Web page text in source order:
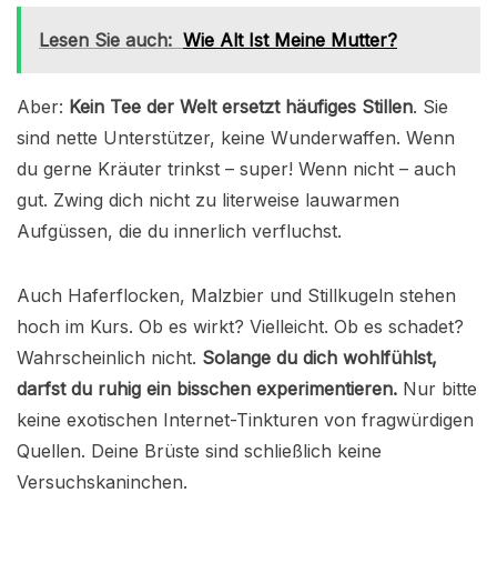
Lesen Sie auch: Wie Alt Ist Meine Mutter?
Aber: Kein Tee der Welt ersetzt häufiges Stillen. Sie
sind nette Unterstützer, keine Wunderwaffen. Wenn
du gerne Kräuter trinkst – super! Wenn nicht – auch
gut. Zwing dich nicht zu literweise lauwarmen
Aufgüssen, die du innerlich verfluchst.
Auch Haferflocken, Malzbier und Stillkugeln stehen
hoch im Kurs. Ob es wirkt? Vielleicht. Ob es schadet?
Wahrscheinlich nicht. Solange du dich wohlfühlst,
darfst du ruhig ein bisschen experimentieren. Nur bitte
keine exotischen Internet-Tinkturen von fragwürdigen
Quellen. Deine Brüste sind schließlich keine
Versuchskaninchen.